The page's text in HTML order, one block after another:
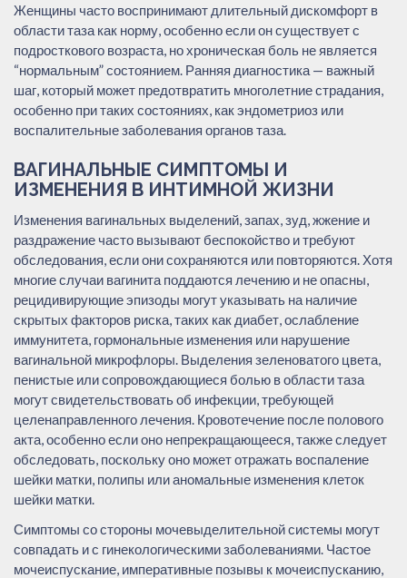
Женщины часто воспринимают длительный дискомфорт в
области таза как норму, особенно если он существует с
подросткового возраста, но хроническая боль не является
“нормальным” состоянием. Ранняя диагностика — важный
шаг, который может предотвратить многолетние страдания,
особенно при таких состояниях, как эндометриоз или
воспалительные заболевания органов таза.
ВАГИНАЛЬНЫЕ СИМПТОМЫ И
ИЗМЕНЕНИЯ В ИНТИМНОЙ ЖИЗНИ
Изменения вагинальных выделений, запах, зуд, жжение и
раздражение часто вызывают беспокойство и требуют
обследования, если они сохраняются или повторяются. Хотя
многие случаи вагинита поддаются лечению и не опасны,
рецидивирующие эпизоды могут указывать на наличие
скрытых факторов риска, таких как диабет, ослабление
иммунитета, гормональные изменения или нарушение
вагинальной микрофлоры. Выделения зеленоватого цвета,
пенистые или сопровождающиеся болью в области таза
могут свидетельствовать об инфекции, требующей
целенаправленного лечения. Кровотечение после полового
акта, особенно если оно непрекращающееся, также следует
обследовать, поскольку оно может отражать воспаление
шейки матки, полипы или аномальные изменения клеток
шейки матки.
Симптомы со стороны мочевыделительной системы могут
совпадать и с гинекологическими заболеваниями. Частое
мочеиспускание, императивные позывы к мочеиспусканию,